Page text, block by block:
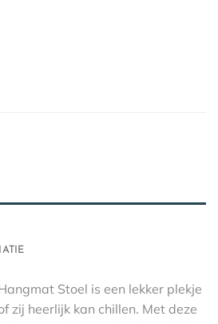
Stoel is een lekker plekje
zij heerlijk kan chillen. Met deze